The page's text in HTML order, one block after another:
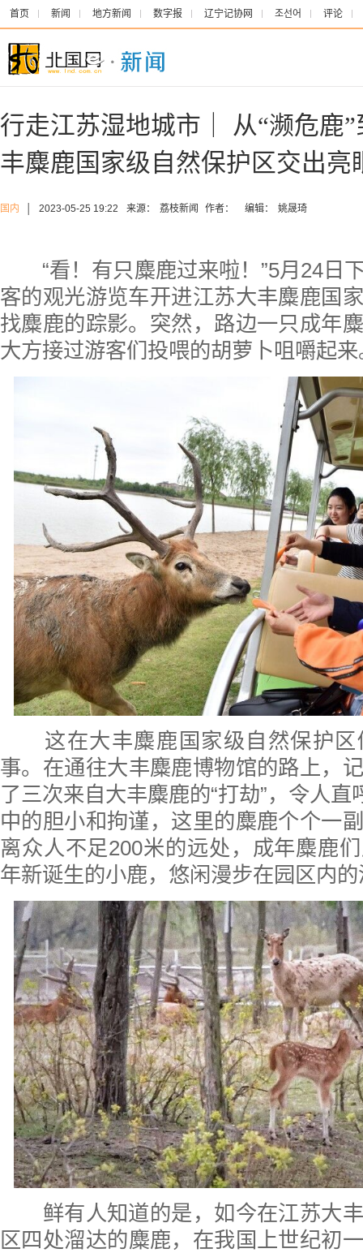
首页 新闻 地方新闻 数字报 辽宁记协网 조선어 评论
行走江苏湿地城市｜ 从“濒危鹿
丰麋鹿国家级自然保护区交出亮
国内 2023-05-25 19:22 来源： 荔枝新闻 作者： 编辑： 姚晟琦
“看！有只麋鹿过来啦！”5月24日
客的观光游览车开进江苏大丰麋鹿国
找麋鹿的踪影。突然，路边一只成年
大方接过游客们投喂的胡萝卜咀嚼起来
这在大丰麋鹿国家级自然保护区
事。 在通往大丰麋鹿博物馆的路上 ，
了三次来自大丰麋鹿的“打劫”，令人直
中的胆小和拘谨， 这里的麋鹿个个一
离众人不足200米的远处 ，成年麋鹿们
年新诞生的小鹿， 悠闲漫步在园区内
鲜有人知道的是 ， 如今在江苏大
区四 处溜达的麋鹿，在我国上世纪初